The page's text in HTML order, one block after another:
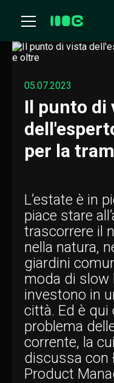
05.07.2023
Il punto di
per la
L’estate è in
piace stare
trascorrere il
nella natura,
giardini
moda di slow
investono in
città. Ed è qui
problema
corrente, la
discussa con
Product